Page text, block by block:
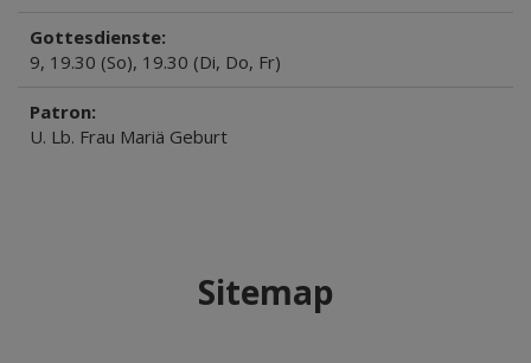
Gottesdienste:
9, 19.30 (So), 19.30 (Di, Do, Fr)
Patron:
U. Lb. Frau Mariä Geburt
Sitemap